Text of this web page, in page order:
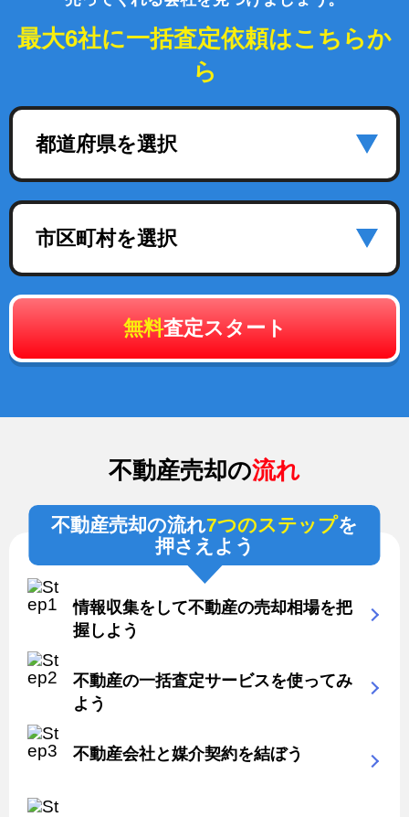
最大6社に一括査定依頼はこちらか
ら
都道府県を選択
市区町村を選択
無料査定スタート
不動産売却の流れ
不動産売却の流れ7つのステップを
押さえよう
情報収集をして不動産の売却相場を把
握しよう
不動産の一括査定サービスを使ってみ
よう
不動産会社と媒介契約を結ぼう